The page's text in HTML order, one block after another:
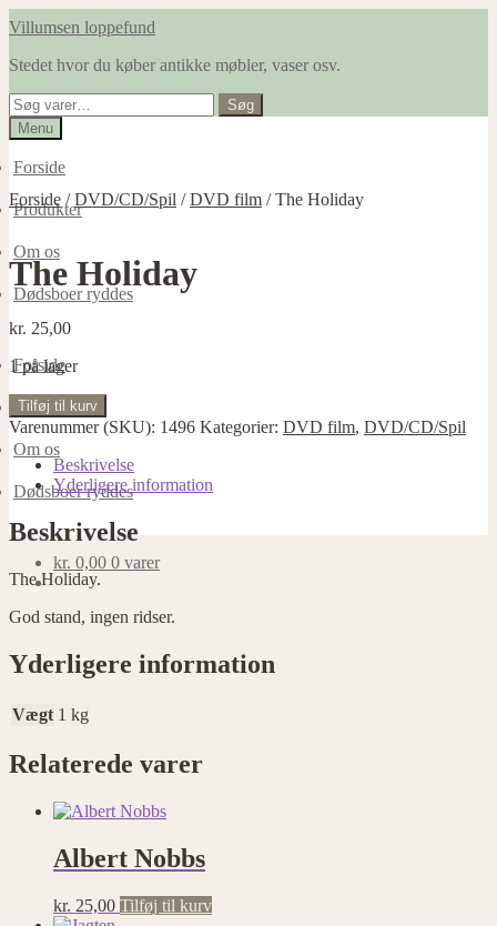
Spring
navigation
Spring
indhold
Villumsen loppefund
Stedet hvor du køber antikke møbler, vaser osv.
Søg
efter:
Søg
Menu
Forside
Produkter
Om os
Dødsboer ryddes
Forside
Produkter
Om os
Dødsboer ryddes
kr. 0,00 0 varer
Forside /DVD/CD/Spil /DVD film /The Holiday
The Holiday
kr. 25,00
1 på lager
The
Holiday
antal
Tilføj til kurv
Varenummer (SKU): 1496 Kategorier: DVD film, DVD/CD/Spil
Beskrivelse
Yderligere information
Beskrivelse
The Holiday.
God stand, ingen ridser.
Yderligere information
Vægt 1 kg
Relaterede varer
Albert Nobbs
kr. 25,00 Tilføj til kurv